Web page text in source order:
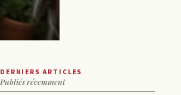
DERNIERS ARTICLES
Publiés récemment